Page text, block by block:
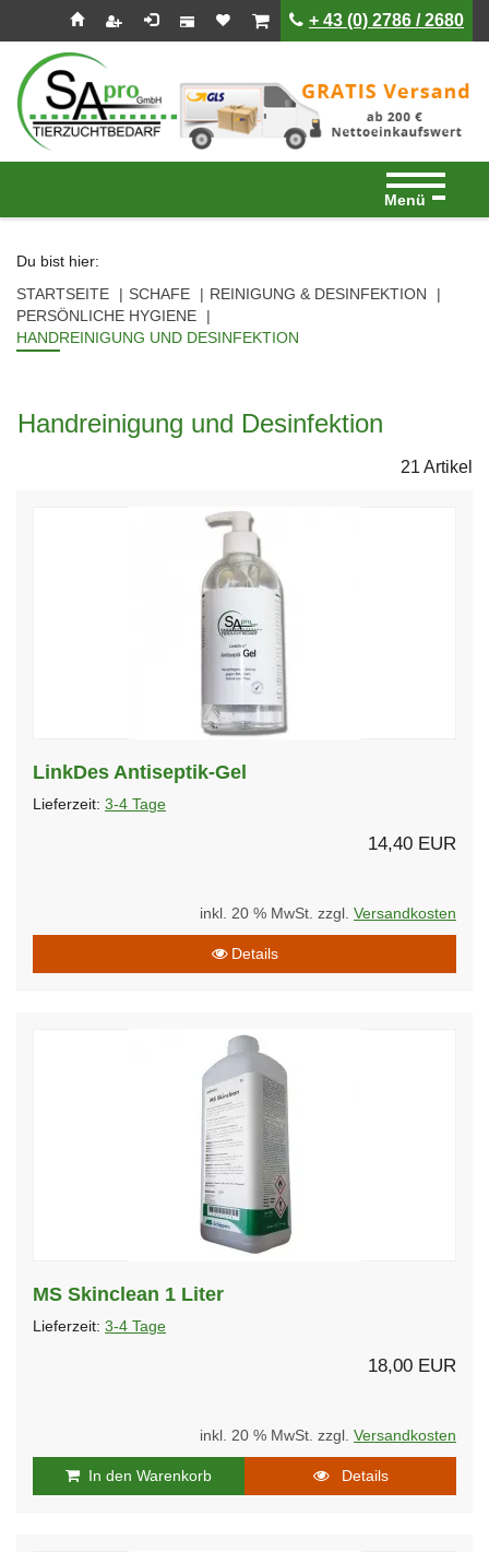
Seitenebreiche:
ist leerist leer+ 43 (0) 2786 / 2680
Menü
Du bist hier:
STARTSEITE
SCHAFE
REINIGUNG & DESINFEKTION
PERSÖNLICHE HYGIENE
HANDREINIGUNG UND DESINFEKTION
Handreinigung und Desinfektion
21 Artikel
LinkDes Antiseptik-Gel
Lieferzeit: 3-4 Tage
14,40 EUR
inkl. 20 % MwSt. zzgl. Versandkosten
Details
MS Skinclean 1 Liter
Lieferzeit: 3-4 Tage
18,00 EUR
inkl. 20 % MwSt. zzgl. Versandkosten
In den Warenkorb Details